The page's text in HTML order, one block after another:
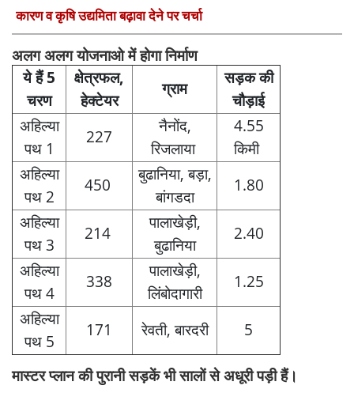
कारण व कृषि उद्यमिता बढ़ावा देने पर चर्चा
अलग अलग योजनाओ में होगा निर्माण
ये हैं 5
चरण
क्षेत्रफल,
हेक्टेयर
ग्राम
सड़क की
चौड़ाई
अहिल्या
पथ 1
227
नैनोंद,
रिजलाया
4.55
किमी
अहिल्या
पथ 2
450
बुढानिया, बड़ा,
बांगडदा
1.80
अहिल्या
पथ 3
214
पालाखेड़ी,
बुढानिया
2.40
अहिल्या
पथ 4
338
पालाखेड़ी,
लिंबोदागारी
1.25
अहिल्या
पथ 5
171 रेवती, बारदरी 5
मास्टर प्लान की पुरानी सड़कें भी सालों से अधूरी पड़ी हैं।